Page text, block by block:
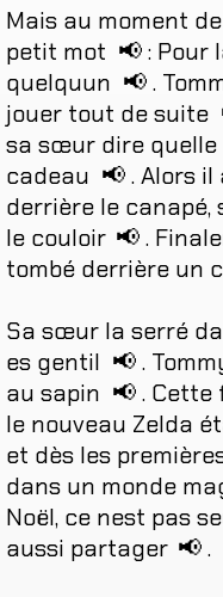
Mais au moment de
petit mot 📢: Pour
quelquun 📢.
jouer tout desuite
sa sœur dire quelle
cadeau 📢. Alors il
derrière le canapé,
le couloir 📢.
tombé derrière un
Sa sœur la serré
es gentil 📢.
au sapin 📢. Cette
le nouveau Zelda
et dès les
dans un monde
Noël, ce nest pas
aussi partager 📢.